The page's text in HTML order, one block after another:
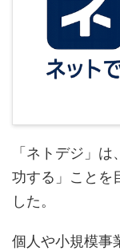
「ネトデジ」
功する」ことを
した。
個人や小規模事